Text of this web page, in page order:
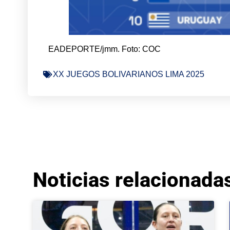
EADEPORTE/jmm. Foto: COC
XX JUEGOS BOLIVARIANOS LIMA 2025
Noticias